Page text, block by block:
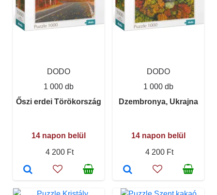
DODO
1 000 db
Őszi erdei Törökország
14 napon belül
4 200 Ft
DODO
1 000 db
Dzembronya, Ukrajna
14 napon belül
4 200 Ft